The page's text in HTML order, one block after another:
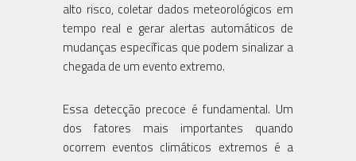
alto risco, coletar dados meteorológicos em
tempo real e gerar alertas automáticos de
mudanças específicas que podem sinalizar a
chegada de um evento extremo.
Essa detecção precoce é fundamental. Um
dos fatores mais importantes quando
ocorrem eventos climáticos extremos é a